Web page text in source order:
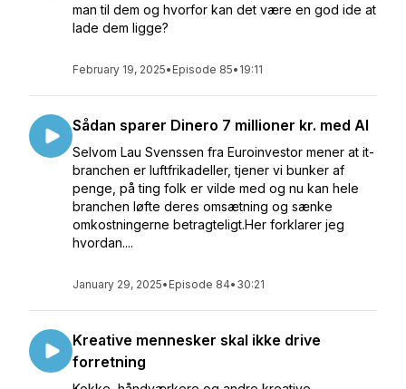
man til dem og hvorfor kan det være en god ide at
lade dem ligge?
February 19, 2025• Episode 85• 19:11
Sådan sparer Dinero 7 millioner kr. med AI
Selvom Lau Svenssen fra Euroinvestor mener at it-
branchen er luftfrikadeller, tjener vi bunker af
penge, på ting folk er vilde med og nu kan hele
branchen løfte deres omsætning og sænke
omkostningerne betragteligt.Her forklarer jeg
hvordan....
January 29, 2025• Episode 84• 30:21
Kreative mennesker skal ikke drive
forretning